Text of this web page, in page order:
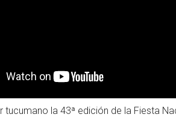
tucumano la 43ª edición de la Fiesta